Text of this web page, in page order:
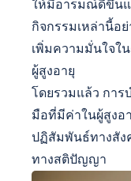
ให้มีอารมณ์ดีขึ้นแ
กิจกรรมเหล่านี้อ
เพิ่มความมั่นใจใ
ผู้สูงอายุ
โดยรวมแล้ว การ
มือที่มีค่าในผู้สูงอ
ปฏิสัมพันธ์ทางสั
ทางสติปัญญา